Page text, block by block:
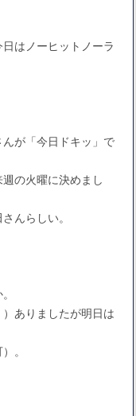
はノーヒットノーラ
が「今日ドキッ」で
の火曜に決めまし
んらしい。
ありましたが明日は
。